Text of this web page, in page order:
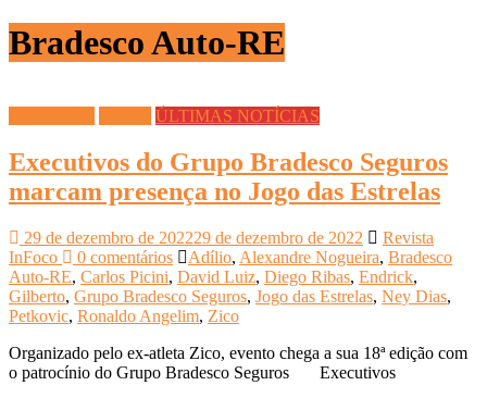
Bradesco Auto-RE
ÚLTIMAS NOTÍCIAS
Executivos do Grupo Bradesco Seguros
marcam presença no Jogo das Estrelas
29 de dezembro de 202229 de dezembro de 2022
Revista
InFoco
0 comentários Adílio, Alexandre Nogueira, Bradesco
Auto-RE, Carlos Picini, David Luiz, Diego Ribas, Endrick,
Gilberto, Grupo Bradesco Seguros, Jogo das Estrelas, Ney Dias,
Petkovic, Ronaldo Angelim, Zico
Organizado pelo ex-atleta Zico, evento chega a sua 18ª edição com
o patrocínio do Grupo Bradesco Seguros Executivos